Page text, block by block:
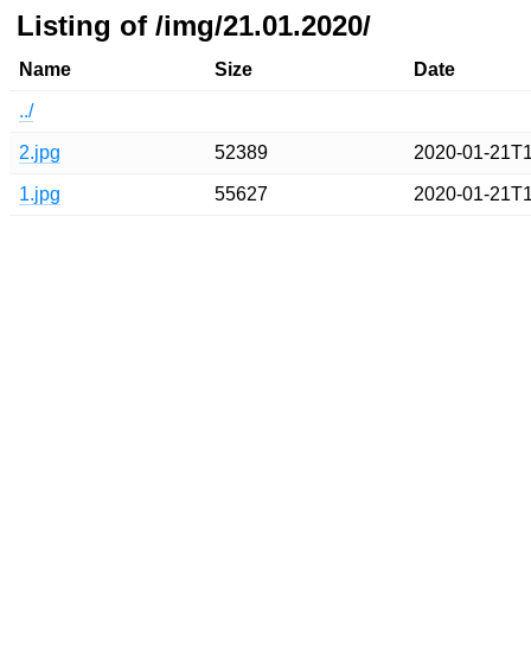
Listing of /img/21.01.2020/
Name Size Date
../
2.jpg 52389 2020-01-
1.jpg 55627 2020-01-